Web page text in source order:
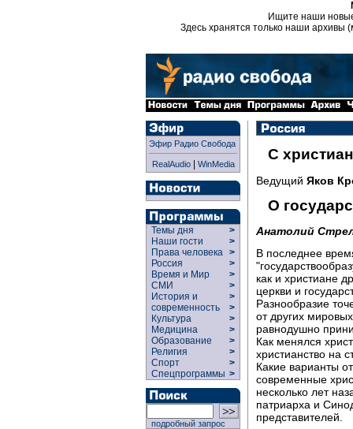
Ищите наши
Здесь хранятся только наши архивы
Эфир Радио Свобода
RealAudio| WinMedia
Темы дня
>
Наши гости
>
Права человека >
Россия
>
Время и Мир
>
СМИ
>
История и
современность
>
>
Культура
>
Медицина
>
Образование
>
Религия
>
Спорт
>
Спецпрограммы >
подробный запрос
С
Ведущий Яков
О
Анатолий
В последнее
как и христиане
церкви и
Разнообразие
от других
равнодушно
Как менялся
христианство на
Какие варианты
современные
несколько лет
патриарха и
представителей.